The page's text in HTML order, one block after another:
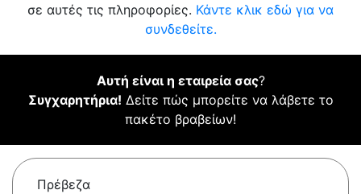
σε αυτές τις πληροφορίες. Κάντε κλικ εδώ για να
συνδεθείτε.
Αυτή είναι η εταιρεία σας?
Συγχαρητήρια! Δείτε πώς μπορείτε να λάβετε το
πακέτο βραβείων!
Πρέβεζα